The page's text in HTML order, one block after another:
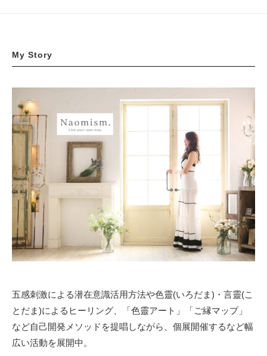
My Story
五感刺激による潜在意識活用方法や色靈(いろだま)・言靈(こ
とだま)によるヒーリング、「色靈アート」「ご縁マップ」
など自己開発メソッドを提唱しながら、個展開催するなど幅
広い活動を展開中。